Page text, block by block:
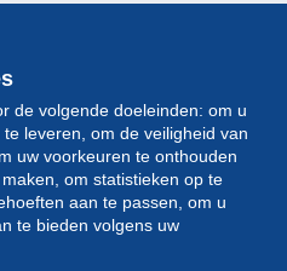
de volgende doeleinden: om u
leveren, om de veiligheid van
uw voorkeuren te onthouden
om statistieken op te
aan te passen, om u
te bieden volgens uw